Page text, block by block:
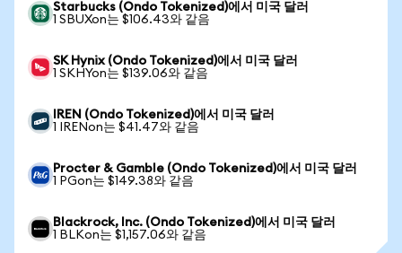
Starbucks (Ondo Tokenized)에서 미국 달러
1 SBUXon는 $106.43와 같음
SK Hynix (Ondo Tokenized)에서 미국 달러
1 SKHYon는 $139.06와 같음
IREN (Ondo Tokenized)에서 미국 달러
1 IRENon는 $41.47와 같음
Procter & Gamble (Ondo Tokenized)에서 미국 달러
1 PGon는 $149.38와 같음
Blackrock, Inc. (Ondo Tokenized)에서 미국 달러
1 BLKon는 $1,157.06와 같음